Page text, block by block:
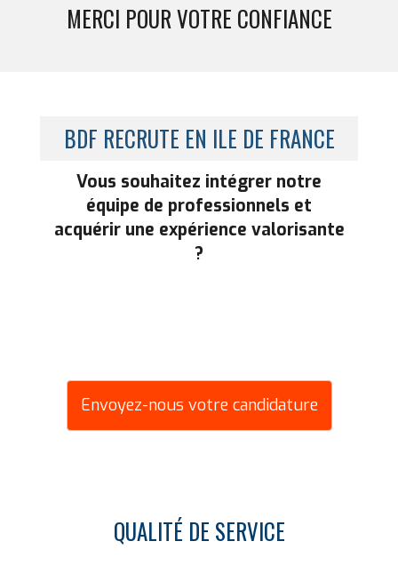
MERCI POUR VOTRE CONFIANCE
BDF RECRUTE EN ILE DE FRANCE
Vous souhaitez intégrer notre
équipe de professionnels et
acquérir une expérience valorisante
?
Envoyez-nous votre candidature
QUALITÉ DE SERVICE